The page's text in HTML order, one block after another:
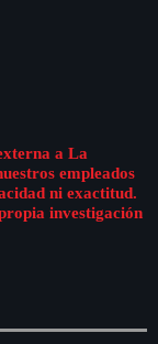
a La
empleados
ni exactitud.
investigación